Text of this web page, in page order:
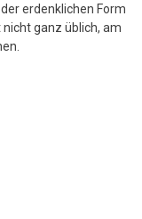
erdenklichen Form
ganz üblich, am